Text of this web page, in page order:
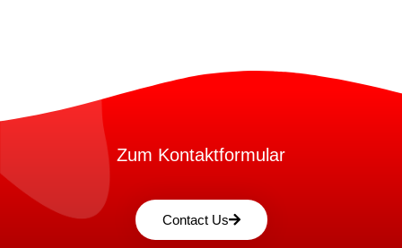
Zum Kontaktformular
Contact Us